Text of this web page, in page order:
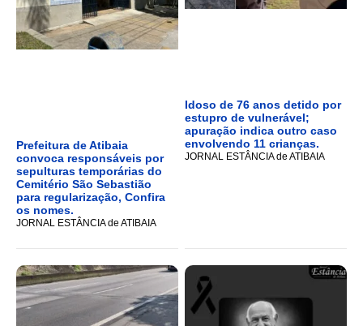
Prefeitura de Atibaia
convoca responsáveis por
sepulturas temporárias do
Cemitério São Sebastião
para regularização, Confira
os nomes.
JORNAL ESTÂNCIA de ATIBAIA
Idoso de 76 anos detido por
estupro de vulnerável;
apuração indica outro caso
envolvendo 11 crianças.
JORNAL ESTÂNCIA de ATIBAIA